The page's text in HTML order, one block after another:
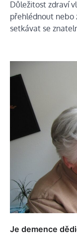
Důležitost zdraví
přehlédnout nebo
setkávat se
Je demence